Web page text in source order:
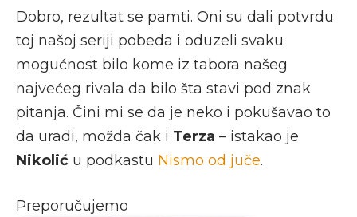
Dobro, rezultat se pamti. Oni su dali potvrdu
toj našoj seriji pobeda i oduzeli svaku
mogućnost bilo kome iz tabora našeg
najvećeg rivala da bilo šta stavi pod znak
pitanja. Čini mi se da je neko i pokušavao to
da uradi, možda čak i Terza – istakao je
Nikolić u podkastu Nismo od juče.
Preporučujemo